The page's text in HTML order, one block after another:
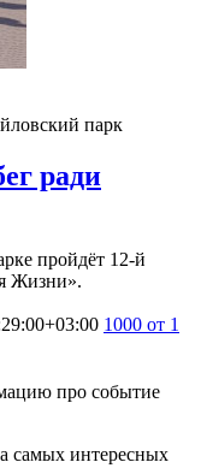
парк
ради
пройдёт 12-й
Жизни».
1000 от 1
про событие
самых интересных